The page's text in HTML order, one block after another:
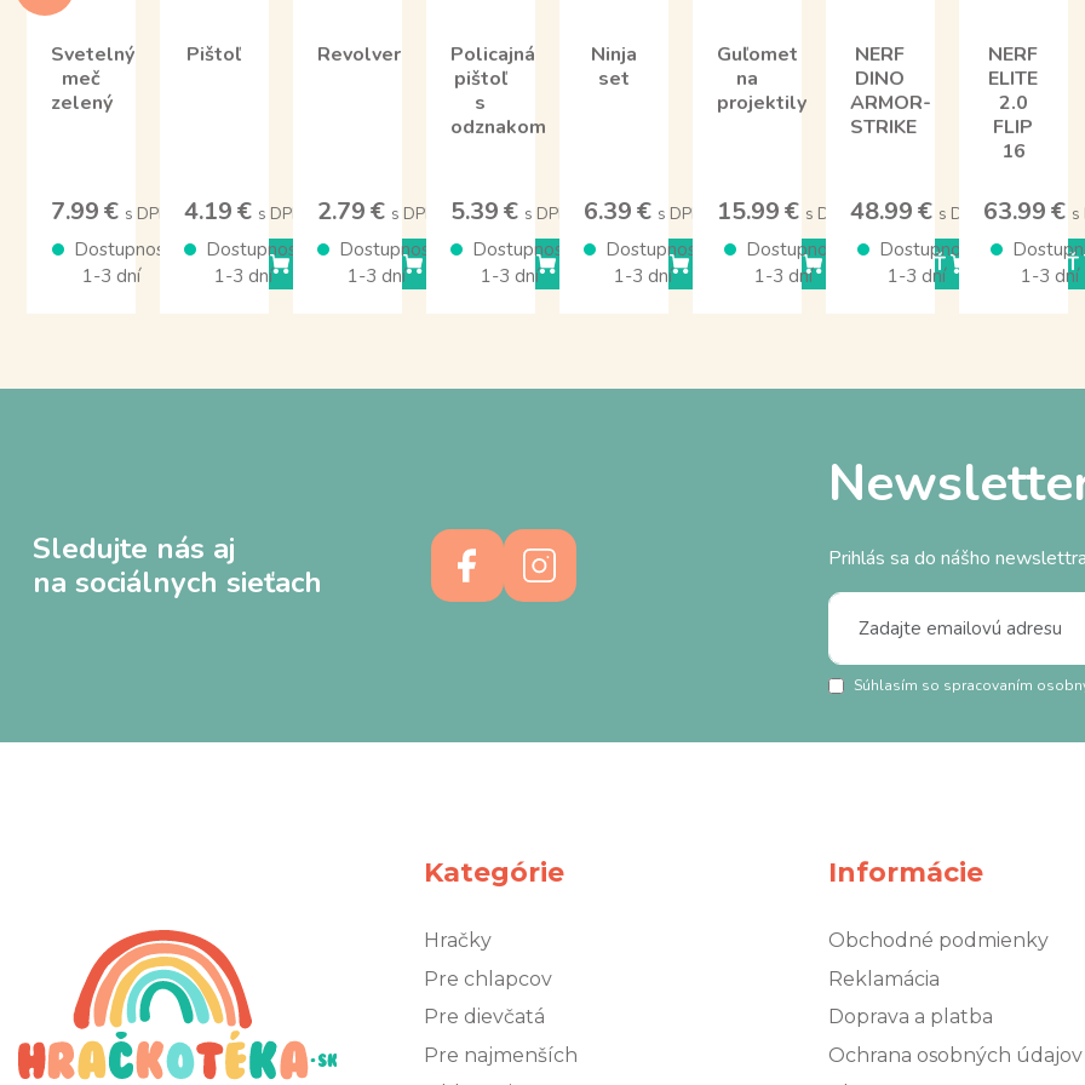
Svetelný
meč
zelený
7.99 € s DPH
Dostupnosť
1-3 dní
KÚPIŤ
Pištoľ
4.19 € s DPH
Dostupnosť
1-3 dní
KÚPIŤ
Revolver
2.79 € s DPH
Dostupnosť
1-3 dní
KÚPIŤ
Policajná
pištoľ
s
odznakom
5.39 € s DPH
Dostupnosť
1-3 dní
KÚPIŤ
Ninja
set
6.39 € s DPH
Dostupnosť
1-3 dní
KÚPIŤ
Guľomet
na
projektily
15.99 € s DPH
Dostupnosť
1-3 dní
KÚPIŤ
NERF
DINO
ARMOR-
STRIKE
48.99 € s DPH
Dostupnosť
1-3 dní
KÚPIŤ
NERF
ELITE
2.0
FLIP
16
63.99 € s
1-3 dní
Sledujte nás aj
na sociálnych sieťach
Prihlás sa do nášho
Súhlasím so spracovaním
Kategórie
Hračky
Pre chlapcov
Pre dievčatá
Pre najmenších
Informácie
Obchodné podmienky
Reklamácia
Doprava a platba
Ochrana osobných údajov